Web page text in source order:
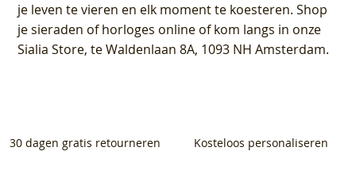
je leven te vieren en elk moment te koesteren. Shop
je sieraden of horloges online of kom langs in onze
Sialia Store, te Waldenlaan 8A, 1093 NH Amsterdam.
30 dagen gratis retourneren Kosteloos personaliseren